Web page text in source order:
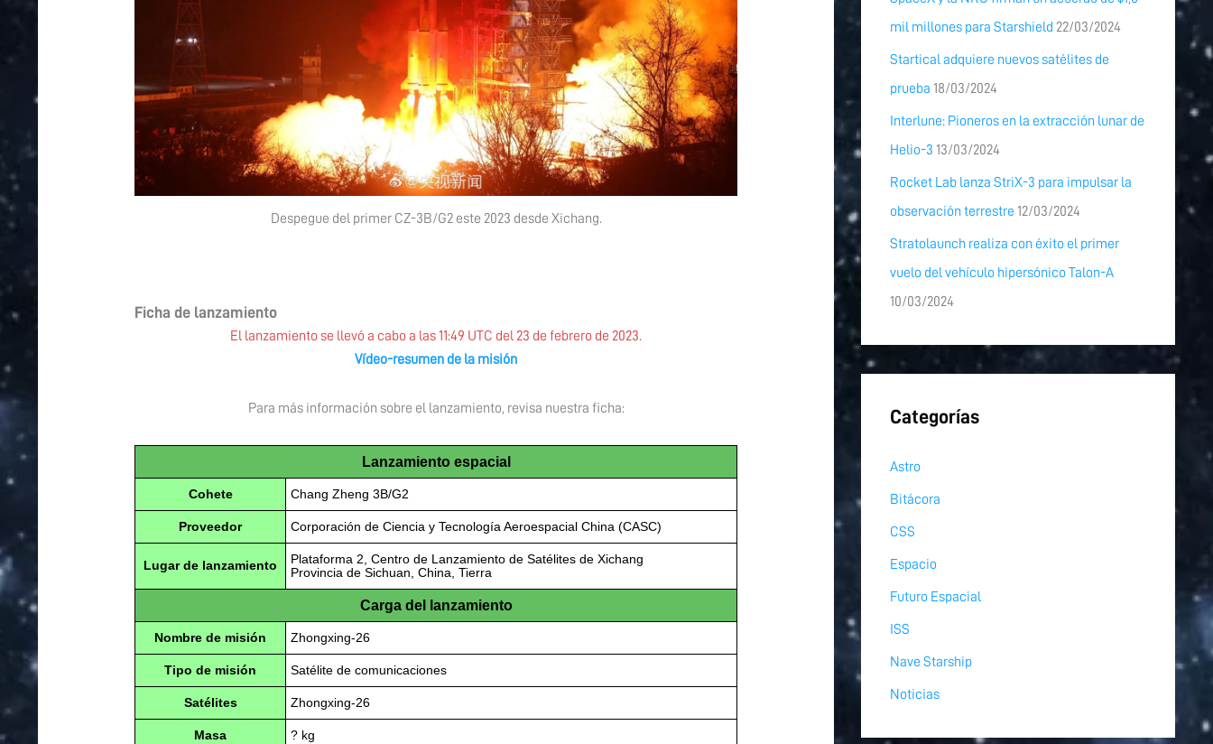
Despegue del primer CZ-3B/G2 este 2023 desde Xichang.
Ficha de lanzamiento
El lanzamiento se llevó a cabo a las 11:49 UTC del 23 de febrero de 2023.
Vídeo-resumen de la misión
Para más información sobre el lanzamiento, revisa nuestra ficha:
Lanzamiento espacial
Cohete Chang Zheng 3B/G2
Proveedor Corporación de Ciencia y Tecnología Aeroespacial China (CASC)
Lugar de lanzamiento
Plataforma 2, Centro de Lanzamiento de Satélites de Xichang
Provincia de Sichuan, China, Tierra
Carga del lanzamiento
Nombre de misión Zhongxing-26
Tipo de misión Satélite de comunicaciones
Satélites Zhongxing-26
Masa ? kg
mil millones para Starshield 22/03/2024
Startical adquiere nuevos satélites de
prueba 18/03/2024
Interlune: Pioneros en la extracción lunar de
Helio-3 13/03/2024
Rocket Lab lanza StriX-3 para impulsar la
observación terrestre 12/03/2024
Stratolaunch realiza con éxito el primer
vuelo del vehículo hipersónico Talon-A
10/03/2024
Categorías
Astro
Bitácora
CSS
Espacio
Futuro Espacial
ISS
Nave Starship
Noticias